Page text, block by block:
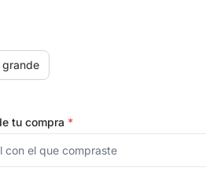
tu compra *